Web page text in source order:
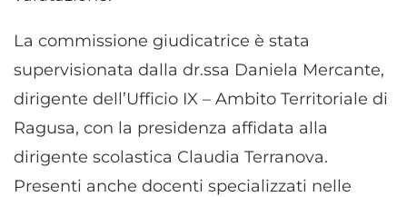
La commissione giudicatrice è stata
supervisionata dalla dr.ssa Daniela Mercante,
dirigente dell’Ufficio IX – Ambito Territoriale di
Ragusa, con la presidenza affidata alla
dirigente scolastica Claudia Terranova.
Presenti anche docenti specializzati nelle